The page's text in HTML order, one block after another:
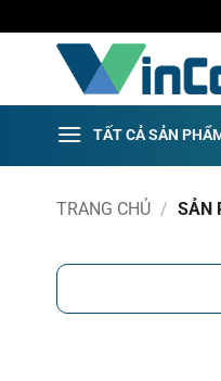
qua
TẤT CẢ SẢN
TRANG CHỦ / SẢN